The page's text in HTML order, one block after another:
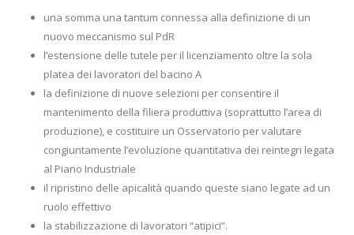
una somma una tantum connessa alla definizione di un
nuovo meccanismo sul PdR
l’estensione delle tutele per il licenziamento oltre la sola
platea dei lavoratori del bacino A
la definizione di nuove selezioni per consentire il
mantenimento della filiera produttiva (soprattutto l’area di
produzione), e costituire un Osservatorio per valutare
congiuntamente l’evoluzione quantitativa dei reintegri legata
al Piano Industriale
il ripristino delle apicalità quando queste siano legate ad un
ruolo effettivo
la stabilizzazione di lavoratori “atipici”.